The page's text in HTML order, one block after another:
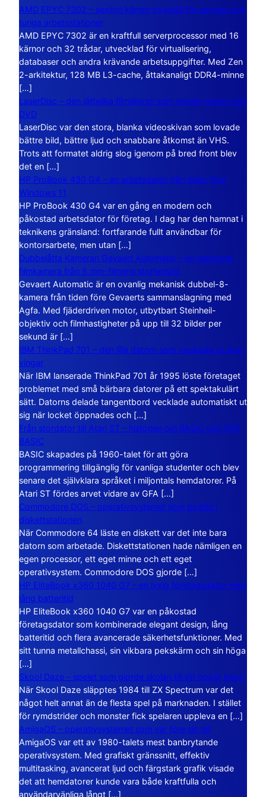
AMD EPYC 7302 – sexton kärnor byggda för servrar och
tunga arbetsstationer
AMD EPYC 7302 är en kraftfull serverprocessor med 16
kärnor och 32 trådar, utvecklad för virtualisering,
databaser och andra krävande arbetsuppgifter. Med Zen
2-arkitektur, 128 MB L3-cache, åttakanaligt DDR4-minne
[…]
LaserDisc – den jättelika filmskivan som visade vägen mot
DVD
LaserDisc var den stora, blanka videoskivan som lovade
bättre bild, bättre ljud och snabbare åtkomst än VHS.
Trots att formatet aldrig slog igenom på bred front blev
det en […]
HP ProBook 430 G4 – en arbetsdator från tiden före
Windows 11
HP ProBook 430 G4 var en gång en modern och
påkostad arbetsdator för företag. I dag har den hamnat i
teknikens gränsland: fortfarande fullt användbar för
kontorsarbete, men utan […]
Dubbelåtta Kameran Gevaert Automatic – en mekanisk
filmkamera från 8 mm-filmens storhetstid
Gevaert Automatic är en ovanlig mekanisk dubbel-8-
kamera från tiden före Gevaerts sammanslagning med
Agfa. Med fjäderdriven motor, utbytbart Steinheil-
objektiv och filmhastigheter på upp till 32 bilder per
sekund är […]
IBM ThinkPad 701 – den lilla datorn som vecklade ut sina
vingar
När IBM lanserade ThinkPad 701 år 1995 löste företaget
problemet med små bärbara datorer på ett spektakulärt
sätt. Datorns delade tangentbord vecklade automatiskt ut
sig när locket öppnades och […]
Från stordator till Atari ST – historien om BASIC och GFA
BASIC
BASIC skapades på 1960-talet för att göra
programmering tillgänglig för vanliga studenter och blev
senare det självklara språket i miljontals hemdatorer. På
Atari ST fördes arvet vidare av GFA […]
Commodore DOS – operativsystemet som bodde i
diskettstationen
När Commodore 64 läste en diskett var det inte bara
datorn som arbetade. Diskettstationen hade nämligen en
egen processor, ett eget minne och ett eget
operativsystem. Commodore DOS gjorde […]
HP EliteBook x360 1040 G7 – en lyxig företagsdator med
lång batteritid
HP EliteBook x360 1040 G7 var en påkostad
företagsdator som kombinerade elegant design, lång
batteritid och flera avancerade säkerhetsfunktioner. Med
sitt tunna metallchassi, sin vikbara pekskärm och sin höga
[…]
Skool Daze – spelet som gjorde skolan till ett öppet kaos
När Skool Daze släpptes 1984 till ZX Spectrum var det
något helt annat än de flesta spel på marknaden. I stället
för rymdstrider och monster fick spelaren uppleva en […]
AmigaOS – operativsystemet som var före sin tid
AmigaOS var ett av 1980-talets mest banbrytande
operativsystem. Med grafiskt gränssnitt, effektiv
multitasking, avancerat ljud och färgstark grafik visade
det att hemdatorer kunde vara både kraftfulla och
användarvänliga långt […]